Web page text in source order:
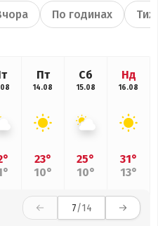
По годинах
Пт
14.08
23°
10°
Сб
15.08
25°
10°
Нд
16.08
31°
13°
7/14